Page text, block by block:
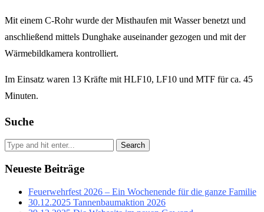
Mit einem C-Rohr wurde der Misthaufen mit Wasser benetzt und
anschließend mittels Dunghake auseinander gezogen und mit der
Wärmebildkamera kontrolliert.
Im Einsatz waren 13 Kräfte mit HLF10, LF10 und MTF für ca. 45
Minuten.
Suche
Search
Neueste Beiträge
Feuerwehrfest 2026 – Ein Wochenende für die ganze Familie
30.12.2025 Tannenbaumaktion 2026